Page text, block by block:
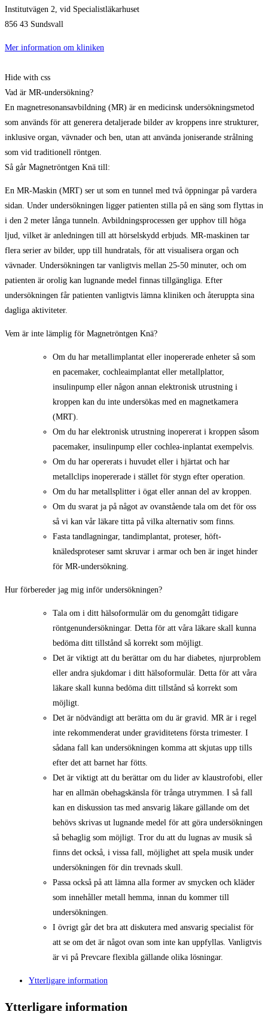
Institutvägen 2, vid Specialistläkarhuset
856 43 Sundsvall
Mer information om kliniken
Hide with css
Vad är MR-undersökning?
En magnetresonansavbildning (MR) är en medicinsk undersökningsmetod
som används för att generera detaljerade bilder av kroppens inre strukturer,
inklusive organ, vävnader och ben, utan att använda joniserande strålning
som vid traditionell röntgen.
Så går Magnetröntgen Knä till:
En MR-Maskin (MRT) ser ut som en tunnel med två öppningar på vardera
sidan. Under undersökningen ligger patienten stilla på en säng som flyttas in
i den 2 meter långa tunneln. Avbildningsprocessen ger upphov till höga
ljud, vilket är anledningen till att hörselskydd erbjuds. MR-maskinen tar
flera serier av bilder, upp till hundratals, för att visualisera organ och
vävnader. Undersökningen tar vanligtvis mellan 25-50 minuter, och om
patienten är orolig kan lugnande medel finnas tillgängliga. Efter
undersökningen får patienten vanligtvis lämna kliniken och återuppta sina
dagliga aktiviteter.
Vem är inte lämplig för Magnetröntgen Knä?
Om du har metallimplantat eller inopererade enheter så som
en pacemaker, cochleaimplantat eller metallplattor,
insulinpump eller någon annan elektronisk utrustning i
kroppen kan du inte undersökas med en magnetkamera
(MRT).
Om du har elektronisk utrustning inopererat i kroppen såsom
pacemaker, insulinpump eller cochlea-inplantat exempelvis.
Om du har opererats i huvudet eller i hjärtat och har
metallclips inopererade i stället för stygn efter operation.
Om du har metallsplitter i ögat eller annan del av kroppen.
Om du svarat ja på något av ovanstående tala om det för oss
så vi kan vår läkare titta på vilka alternativ som finns.
Fasta tandlagningar, tandimplantat, proteser, höft-
knäledsproteser samt skruvar i armar och ben är inget hinder
för MR-undersökning.
Hur förbereder jag mig inför undersökningen?
Tala om i ditt hälsoformulär om du genomgått tidigare
röntgenundersökningar. Detta för att våra läkare skall kunna
bedöma ditt tillstånd så korrekt som möjligt.
Det är viktigt att du berättar om du har diabetes, njurproblem
eller andra sjukdomar i ditt hälsoformulär. Detta för att våra
läkare skall kunna bedöma ditt tillstånd så korrekt som
möjligt.
Det är nödvändigt att berätta om du är gravid. MR är i regel
inte rekommenderat under graviditetens första trimester. I
sådana fall kan undersökningen komma att skjutas upp tills
efter det att barnet har fötts.
Det är viktigt att du berättar om du lider av klaustrofobi, eller
har en allmän obehagskänsla för trånga utrymmen. I så fall
kan en diskussion tas med ansvarig läkare gällande om det
behövs skrivas ut lugnande medel för att göra undersökningen
så behaglig som möjligt. Tror du att du lugnas av musik så
finns det också, i vissa fall, möjlighet att spela musik under
undersökningen för din trevnads skull.
Passa också på att lämna alla former av smycken och kläder
som innehåller metall hemma, innan du kommer till
undersökningen.
I övrigt går det bra att diskutera med ansvarig specialist för
att se om det är något ovan som inte kan uppfyllas. Vanligtvis
är vi på Prevcare flexibla gällande olika lösningar.
Ytterligare information
Ytterligare information